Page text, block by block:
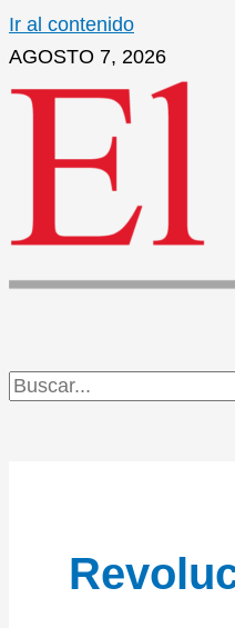
Ir al contenido
AGOSTO 7, 2026